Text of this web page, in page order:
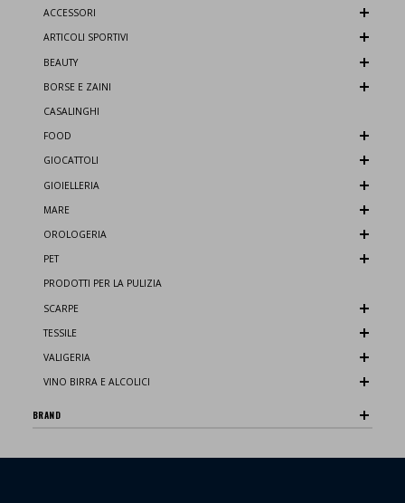
ACCESSORI
ARTICOLI SPORTIVI
BEAUTY
BORSE E ZAINI
CASALINGHI
FOOD
GIOCATTOLI
GIOIELLERIA
MARE
OROLOGERIA
PET
PRODOTTI PER LA PULIZIA
SCARPE
TESSILE
VALIGERIA
VINO BIRRA E ALCOLICI
BRAND